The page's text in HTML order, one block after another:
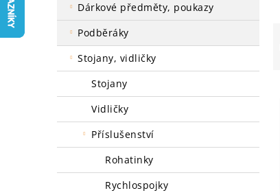
n
dárkové předměty, poukazy
podběráky
stojany, vidličky
stojany
vidličky
příslušenství
rohatinky
rychlospojky